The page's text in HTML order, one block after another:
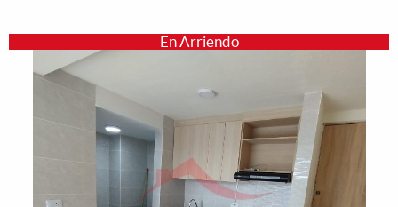
En Arriendo